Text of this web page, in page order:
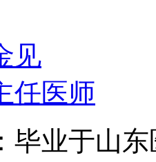
见
任医师
业于山东